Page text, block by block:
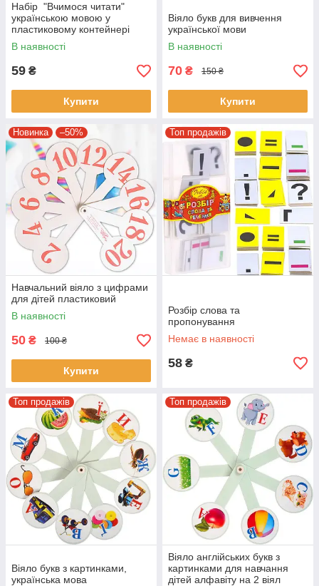
Набір "Вчимося читати"
українською мовою у
пластиковому контейнері
В наявності
59 ₴
Купити
Віяло букв для вивчення
української мови
В наявності
70 ₴ 150 ₴
Купити
Новинка –50%
Навчальний віяло з цифрами
для дітей пластиковий
В наявності
50 ₴ 100 ₴
Купити
Топ продажів
Розбір слова та
пропонування
Немає в наявності
58 ₴
Топ продажів
Віяло букв з картинками,
українська мова
Топ продажів
Віяло англійських букв з
картинками для навчання
дітей алфавіту на 2 віял